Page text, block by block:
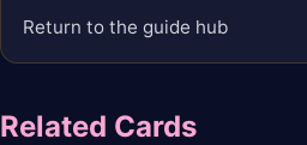
Return to the guide hub
Related Cards